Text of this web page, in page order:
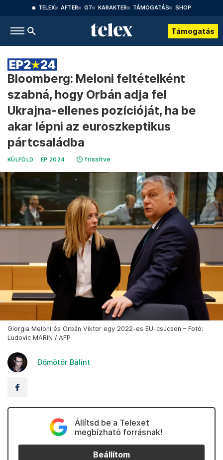
TELEX AFTER G7 KARAKTER TÁMOGATÁS SHOP
Támogatás
Bloomberg: Meloni feltételként
szabná, hogy Orbán adja fel
Ukrajna-ellenes pozícióját, ha be
akar lépni az euroszkeptikus
pártcsaládba
KÜLFÖLD EP 2024 frissítve
Giorgia Meloni és Orbán Viktor egy 2022-es EU-csúcson – Fotó:
Ludovic MARIN / AFP
Dömötör Bálint
Állítsd be a Telexet
megbízható forrásnak!
Beállítom